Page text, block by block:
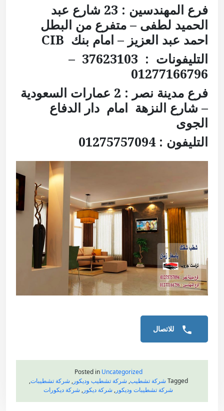
فرع المهندسين : 23 شارع عبد
الحميد لطفى – متفرع من البطل
احمد عبد العزيز – امام بنك CIB
التليفونات : 37623103 –
01277166796
فرع مدينة نصر : 2 عمارات السعودية
– شارع النزهة امام دار الدفاع
الجوى
التليفون : 01275757094
للاتصال
Posted in Uncategorized
Tagged شركة تشطيب, شركة تشطيب وديكور, شركة تشطيبات,
شركة تشطيبات وديكور, شركة ديكور, شركة ديكورات